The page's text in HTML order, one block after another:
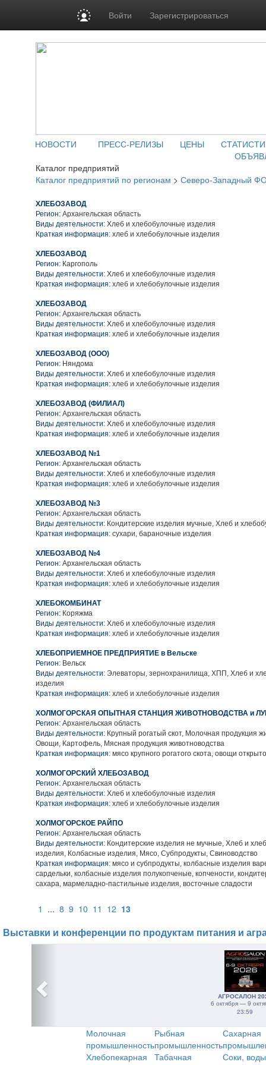
Войти Зарегистрироваться
НОВОСТИ ПРЕСС-РЕЛИЗЫ ЦЕНЫ
Каталог предприятий
Каталог предприятий по регионам > Северо-Западный
ХЛЕБОЗАВОД
Регион: Архангельская область
Виды деятельности: Хлеб и хлебобулочные изделия
Краткая информация: хлеб и хлебобулочные изделия
ХЛЕБОЗАВОД
Регион: Каргополь
Виды деятельности: Хлеб и хлебобулочные изделия
Краткая информация: хлеб и хлебобулочные изделия
ХЛЕБОЗАВОД
Регион: Архангельская область
Виды деятельности: Хлеб и хлебобулочные изделия
Краткая информация: хлеб и хлебобулочные изделия
ХЛЕБОЗАВОД (ООО)
Регион: Няндома
Виды деятельности: Хлеб и хлебобулочные изделия
Краткая информация: хлеб и хлебобулочные изделия
ХЛЕБОЗАВОД (ФИЛИАЛ)
Регион: Архангельская область
Виды деятельности: Хлеб и хлебобулочные изделия
Краткая информация: хлеб и хлебобулочные изделия
ХЛЕБОЗАВОД №1
Регион: Архангельская область
Виды деятельности: Хлеб и хлебобулочные изделия
Краткая информация: хлеб и хлебобулочные изделия
ХЛЕБОЗАВОД №3
Регион: Архангельская область
Виды деятельности: Кондитерские изделия мучные, Хлеб и
Краткая информация: сухари, бараночные изделия
ХЛЕБОЗАВОД №4
Регион: Архангельская область
Виды деятельности: Хлеб и хлебобулочные изделия
Краткая информация: хлеб и хлебобулочные изделия
ХЛЕБОКОМБИНАТ
Регион: Коряжма
Виды деятельности: Хлеб и хлебобулочные изделия
Краткая информация: хлеб и хлебобулочные изделия
ХЛЕБОПРИЕМНОЕ ПРЕДПРИЯТИЕ в Вельске
Регион: Вельск
Виды деятельности: Элеваторы, зернохранилища, ХПП, Хлеб и
изделия
Краткая информация: хлеб и хлебобулочные изделия
ХОЛМОГОРСКАЯ ОПЫТНАЯ СТАНЦИЯ ЖИВОТНОВОДСТВА и
Регион: Архангельская область
Виды деятельности: Крупный рогатый скот, Молочная продукция
Овощи, Картофель, Мясная продукция животноводства
Краткая информация: мясо крупного рогатого скота, овощи
ХОЛМОГОРСКИЙ ХЛЕБОЗАВОД
Регион: Архангельская область
Виды деятельности: Хлеб и хлебобулочные изделия
Краткая информация: хлеб и хлебобулочные изделия
ХОЛМОГОРСКОЕ РАЙПО
Регион: Архангельская область
Виды деятельности: Кондитерские изделия не мучные, Хлеб и
изделия, Колбасные изделия, Мясо, Субпродукты, Свиноводство
Краткая информация: мясо и субпродукты, колбасные изделия
сардельки, колбасные изделия полукопченые, копчености,
сахара, мармеладно-пастильные изделия, восточные сладости
1 ... 8 9 10 11 12 13
Выставки и конференции по продуктам питания и
АГРОСАЛОН
6 октября — 9
23:59
Молочная
промышленность
Рыбная
промышленность
Сахарная
Хлебопекарная
Табачная
Соки,